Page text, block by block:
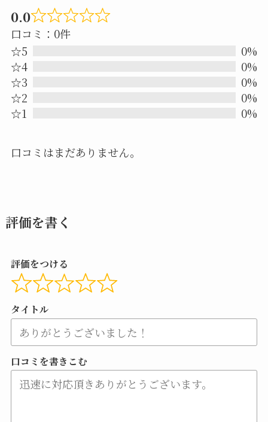
0.0
Rated
口コミ：0件
☆5
0%
☆4
0%
☆3
0%
☆2
0%
☆1
0%
口コミはまだありません。
評価を書く
評価をつける
タイトル
口コミを書きこむ